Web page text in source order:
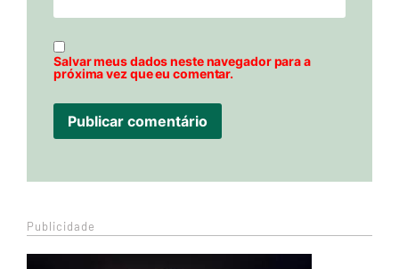
Salvar meus dados neste navegador para a
próxima vez que eu comentar.
Publicidade